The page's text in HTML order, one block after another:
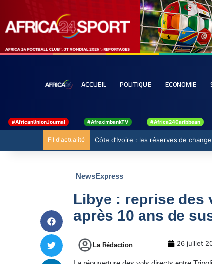
ACCUEIL POLITIQUE ECONOMIE
#AfricanUnionJournal #AfreximbankTV #Africa24Caribbean
Fil d'actualité Côte d’Ivoire : les réserves de
NewsExpress
Libye : reprise des
après 10 ans de
La Rédaction 26 juillet